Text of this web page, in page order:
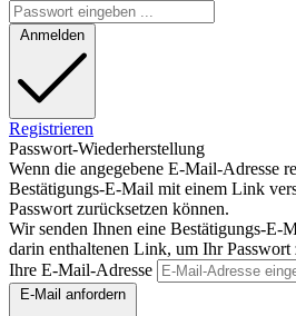
Anmelden
Registrieren
Passwort-Wiederherstellung
Wenn die angegebene E-Mail-Adresse
Bestätigungs-E-Mail mit einem Link
Passwort zurücksetzen können.
Wir senden Ihnen eine Bestätigungs-E-
darin enthaltenen Link, um Ihr Passwort
Ihre E-Mail-Adresse
E-Mail anfordern